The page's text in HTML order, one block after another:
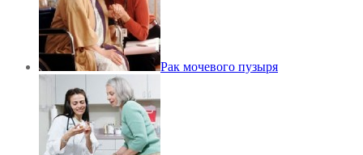
Рак мочевого пузыря